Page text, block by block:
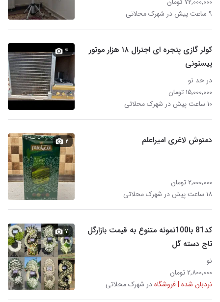
۹ ساعت پیش در شهرک محلاتی
کولر گازی پنجره ای اجنرال ۱۸ هزار موتور
پیستونی
در حد نو
۱۵,۰۰۰,۰۰۰ تومان
۱۰ ساعت پیش در شهرک محلاتی
۴
دمنوش لاغری امیراعلم
۲,۰۰۰,۰۰۰ تومان
۱۸ ساعت پیش در شهرک محلاتی
۲
کد81 با100نمونه متنوع به قیمت بازارگل
تاج دسته گل
نو
۲,۸۰۰,۰۰۰ تومان
نردبان شده | فروشگاهدر شهرک محلاتی
۷